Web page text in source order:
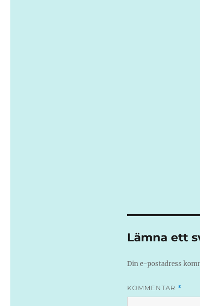
Lämna ett
Din e-postadress
KOMMENTAR *